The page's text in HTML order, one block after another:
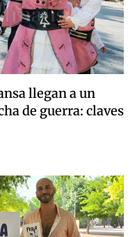
llegan a un
de guerra: claves